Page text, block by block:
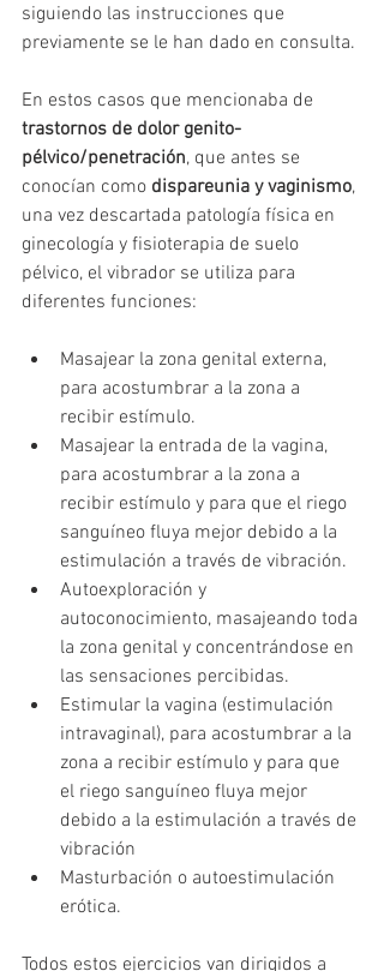
siguiendo las instrucciones que
previamente se le han dado en consulta.
En estos casos que mencionaba de
trastornos de dolor genito-
pélvico/penetración, que antes se
conocían como dispareunia y vaginismo,
una vez descartada patología física en
ginecología y fisioterapia de suelo
pélvico, el vibrador se utiliza para
diferentes funciones:
Masajear la zona genital externa,
para acostumbrar a la zona a
recibir estímulo.
Masajear la entrada de la vagina,
para acostumbrar a la zona a
recibir estímulo y para que el riego
sanguíneo fluya mejor debido a la
estimulación a través de vibración.
Autoexploración y
autoconocimiento, masajeando toda
la zona genital y concentrándose en
las sensaciones percibidas.
Estimular la vagina (estimulación
intravaginal), para acostumbrar a la
zona a recibir estímulo y para que
el riego sanguíneo fluya mejor
debido a la estimulación a través de
vibración
Masturbación o autoestimulación
erótica.
Todos estos ejercicios van dirigidos a